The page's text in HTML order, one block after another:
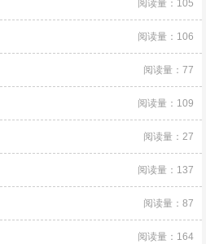
阅读量：105
阅读量：106
阅读量：77
阅读量：109
阅读量：27
阅读量：137
阅读量：87
阅读量：164